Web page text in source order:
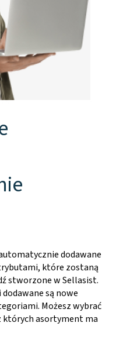
dodawane
które zostaną
stworzone w Sellasist.
są nowe
Możesz wybrać
których asortyment ma